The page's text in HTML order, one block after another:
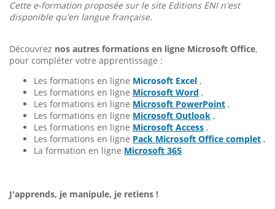
Cette e-formation proposée sur le site Editions ENI n'est
disponible qu'en langue française.
Découvrez nos autres formations en ligne Microsoft Office,
pour compléter votre apprentissage :
Les formations en ligne Microsoft Excel ,
Les formations en ligne Microsoft Word ,
Les formations en ligne Microsoft PowerPoint ,
Les formations en ligne Microsoft Outlook ,
Les formations en ligne Microsoft Access ,
Les formations en ligne Pack Microsoft Office complet ,
La formation en ligne Microsoft 365
J'apprends, je manipule, je retiens !